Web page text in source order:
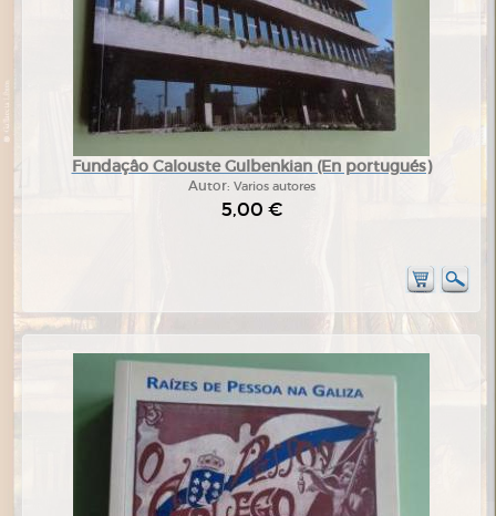
Fundaçâo Calouste Gulbenkian (En portugués)
Autor: Varios autores
5,00 €